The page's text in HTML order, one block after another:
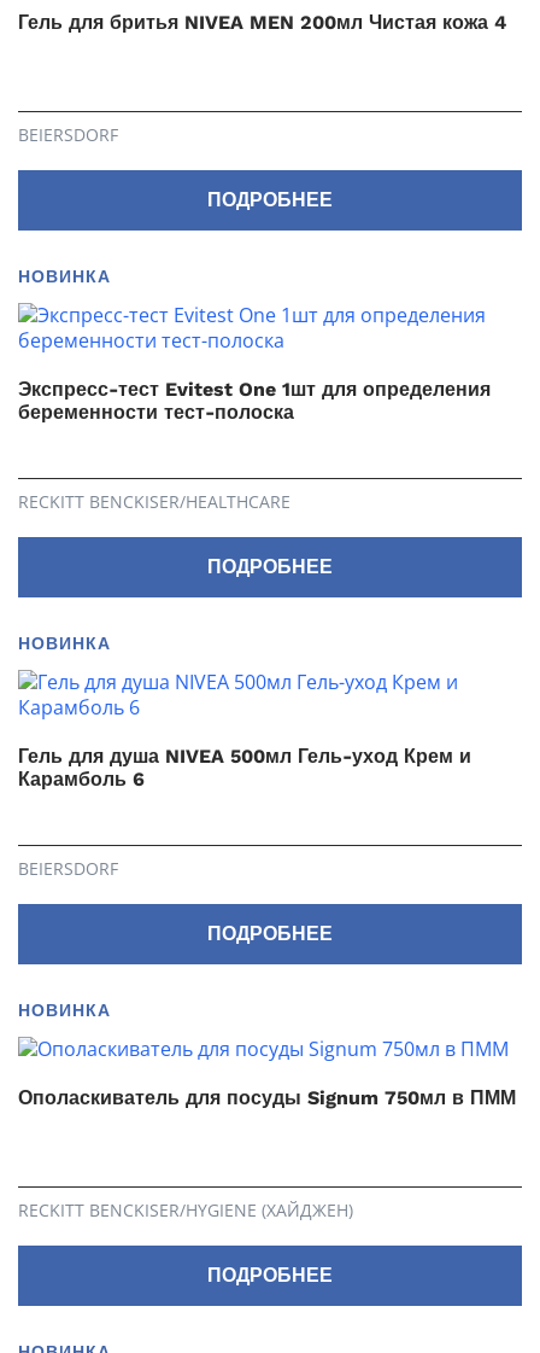
Гель для бритья NIVEA MEN 200мл Чистая кожа 4
BEIERSDORF
ПОДРОБНЕЕ
НОВИНКА
Экспресс-тест Evitest One 1шт для определения
беременности тест-полоска
RECKITT BENCKISER/НEALTHСARE
ПОДРОБНЕЕ
НОВИНКА
Гель для душа NIVEA 500мл Гель-уход Крем и
Карамболь 6
BEIERSDORF
ПОДРОБНЕЕ
НОВИНКА
Ополаскиватель для посуды Signum 750мл в ПММ
RECKITT BENCKISER/HYGIENE (ХАЙДЖЕН)
ПОДРОБНЕЕ